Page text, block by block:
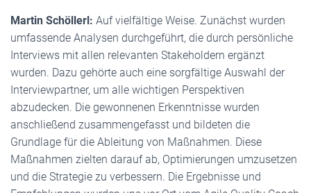
Martin Schöllerl: Auf vielfältige Weise. Zunächst wurden
umfassende Analysen durchgeführt, die durch persönliche
Interviews mit allen relevanten Stakeholdern ergänzt
wurden. Dazu gehörte auch eine sorgfältige Auswahl der
Interviewpartner, um alle wichtigen Perspektiven
abzudecken. Die gewonnenen Erkenntnisse wurden
anschließend zusammengefasst und bildeten die
Grundlage für die Ableitung von Maßnahmen. Diese
Maßnahmen zielten darauf ab, Optimierungen umzusetzen
und die Strategie zu verbessern. Die Ergebnisse und